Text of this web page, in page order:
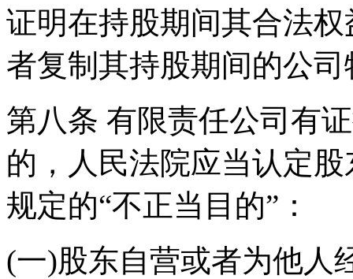
证明在持股期间其合法
者复制其持股期间的公
第八条 有限责任公司有
的，人民法院应当认定
规定的“不正当目的”：
(一)股东自营或者为他人